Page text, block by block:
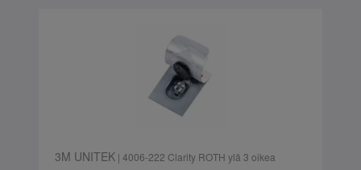
3M UNITEK| 4006-222 Clarity ROTH ylä 3 oikea